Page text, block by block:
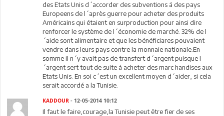
des Etats Unis d´accorder des subventions á des pays
Europeens de l´après guerre pour acheter des produits
Américains qui étaient en surproduction pour ainsi dire
renforcer le système de l´économie de marché. 32% de l
´aide sont alimentaire et que les bénéficiares pouvaient
vendre dans leurs pays contre la monnaie nationale.En
somme il n´y avait pas de transfert d´argent puisque l
´argent sert tout de suite á acheter des marc handises aux
Etats Unis. En soi c´est un excellent moyen d´aider, si cela
serait accordé a la Tunisie.
KADDOUR - 12-05-2014 10:12
Il faut le faire,courage,la Tunisie peut être fier de ses